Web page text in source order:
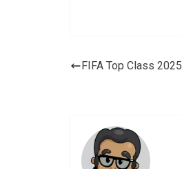
FIFA Top Class 2025